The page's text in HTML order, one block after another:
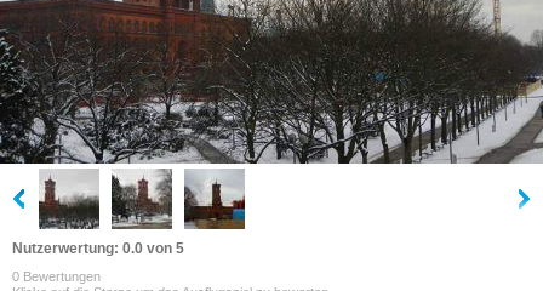
Nutzerwertung: 0.0 von 5
0 Bewertungen